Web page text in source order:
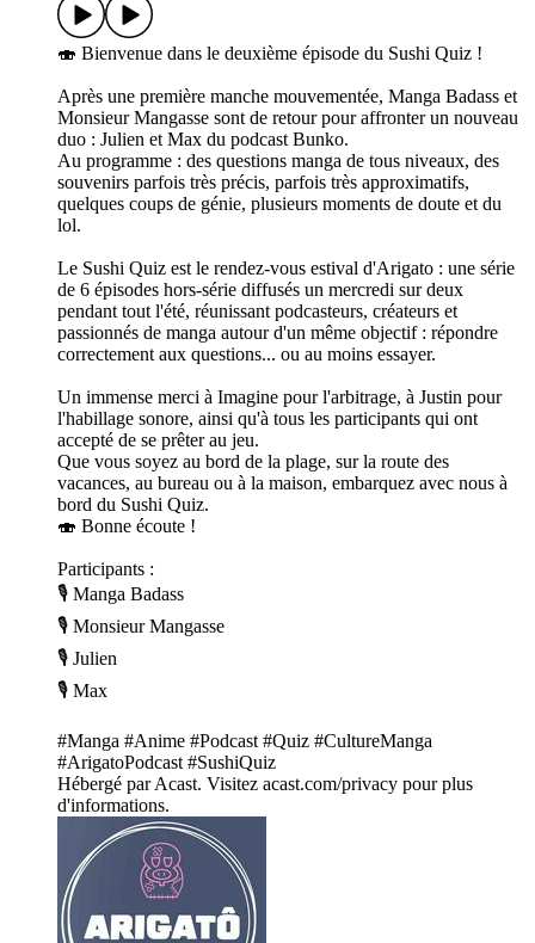
🍣 Bienvenue dans le deuxième épisode du Sushi Quiz !
Après une première manche mouvementée, Manga Badass et
Monsieur Mangasse sont de retour pour affronter un nouveau
duo : Julien et Max du podcast Bunko.
Au programme : des questions manga de tous niveaux, des
souvenirs parfois très précis, parfois très approximatifs,
quelques coups de génie, plusieurs moments de doute et du
lol.
Le Sushi Quiz est le rendez-vous estival d'Arigato : une série
de 6 épisodes hors-série diffusés un mercredi sur deux
pendant tout l'été, réunissant podcasteurs, créateurs et
passionnés de manga autour d'un même objectif : répondre
correctement aux questions... ou au moins essayer.
Un immense merci à Imagine pour l'arbitrage, à Justin pour
l'habillage sonore, ainsi qu'à tous les participants qui ont
accepté de se prêter au jeu.
Que vous soyez au bord de la plage, sur la route des
vacances, au bureau ou à la maison, embarquez avec nous à
bord du Sushi Quiz.
🍣 Bonne écoute !
Participants :
🎙️ Manga Badass
🎙️ Monsieur Mangasse
🎙️ Julien
🎙️ Max
#Manga #Anime #Podcast #Quiz #CultureManga
#ArigatoPodcast #SushiQuiz
Hébergé par Acast. Visitez acast.com/privacy pour plus
d'informations.